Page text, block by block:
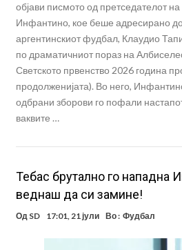
објави писмото од претседателот
Инфантино, кое беше адресирано
аргентинскиот фудбал, Клаудио
по драматичниот пораз на
Светското првенство 2026 година
продолженијата). Во него,
одбрани зборови го пофали
ваквите …
Teбас брутално го нападна
веднаш да си замине!
Од SD 17:01, 21 јули Во : Фудбал